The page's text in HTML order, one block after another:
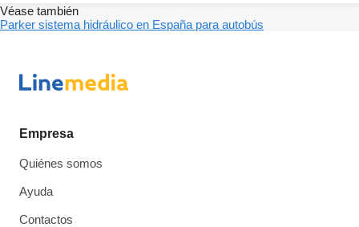
Véase también
Parker sistema hidráulico en España para autobús
Empresa
Quiénes somos
Ayuda
Contactos